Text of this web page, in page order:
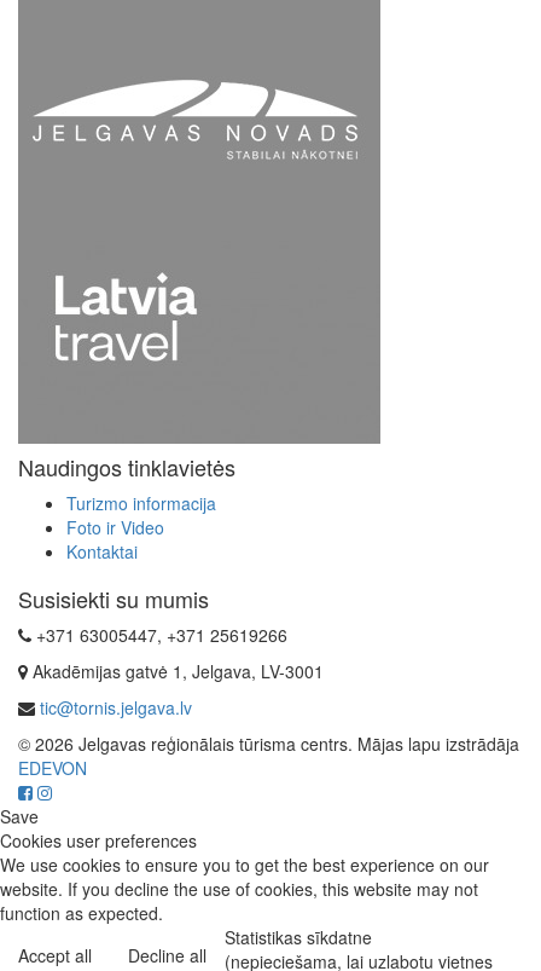
Naudingos tinklavietės
Turizmo informacija
Foto ir Video
Kontaktai
Susisiekti su mumis
+371 63005447, +371 25619266
Akadēmijas gatvė 1, Jelgava, LV-3001
tic@tornis.jelgava.lv
© 2026 Jelgavas reģionālais tūrisma centrs. Mājas lapu izstrādāja
EDEVON
Save
Cookies user preferences
We use cookies to ensure you to get the best experience on our
website. If you decline the use of cookies, this website may not
function as expected.
Accept all
Decline all
Statistikas sīkdatne
(nepieciešama, lai uzlabotu vietnes